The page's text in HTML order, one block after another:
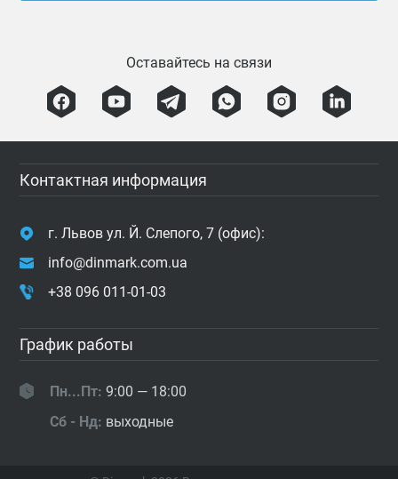
Оставайтесь на связи
Контактная информация
г. Львов ул. Й. Слепого, 7 (офис):
info@dinmark.com.ua
+38 096 011-01-03
График работы
Пн...Пт: 9:00 — 18:00
Сб - Нд: выходные